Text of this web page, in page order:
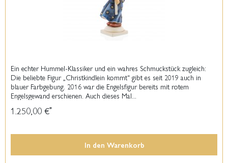
Ein echter Hummel-Klassiker und ein wahres Schmuckstück zugleich:
Die beliebte Figur „Christkindlein kommt“ gibt es seit 2019 auch in
blauer Farbgebung. 2016 war die Engelsfigur bereits mit rotem
Engelsgewand erschienen. Auch dieses Mal...
1.250,00 €*
In den Warenkorb